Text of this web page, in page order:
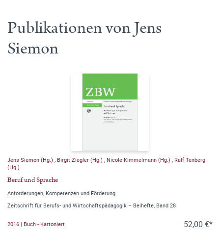
Publikationen von Jens
Siemon
Jens Siemon (Hg.) Birgit Ziegler (Hg.) Nicole Kimmelmann (Hg.)
Ralf Tenberg
(Hg.)
Beruf und Sprache
Anforderungen, Kompetenzen und Förderung
Zeitschrift für Berufs- und Wirtschaftspädagogik – Beihefte, Band 28
2016 | Buch - Kartoniert 52,00 €*